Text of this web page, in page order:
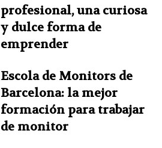
profesional, una curiosa
y dulce forma de
emprender
Escola de Monitors de
Barcelona: la mejor
formación para trabajar
de monitor